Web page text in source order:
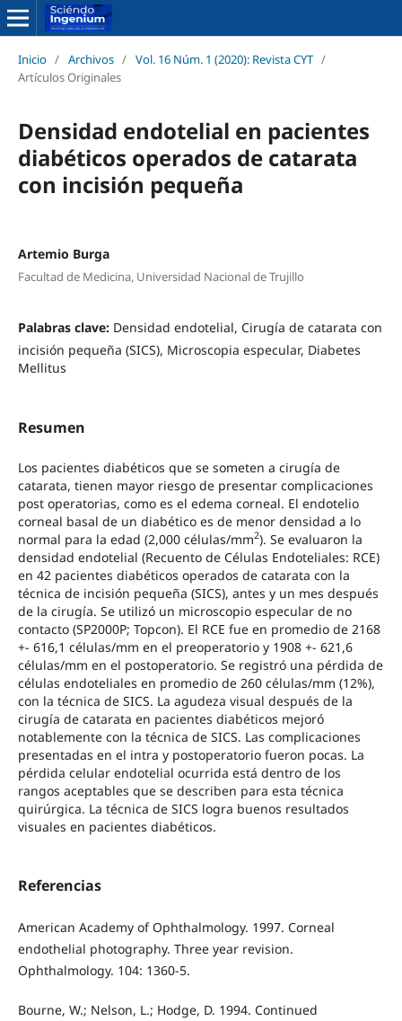
Inicio / Archivos / Vol. 16 Núm. 1 (2020): Revista CYT /
Artículos Originales
Densidad endotelial en pacientes
diabéticos operados de catarata
con incisión pequeña
Artemio Burga
Facultad de Medicina, Universidad Nacional de Trujillo
Palabras clave: Densidad endotelial, Cirugía de catarata con
incisión pequeña (SICS), Microscopia especular, Diabetes
Mellitus
Resumen
Los pacientes diabéticos que se someten a cirugía de
catarata, tienen mayor riesgo de presentar complicaciones
post operatorias, como es el edema corneal. El endotelio
corneal basal de un diabético es de menor densidad a lo
normal para la edad (2,000 células/mm2). Se evaluaron la
densidad endotelial (Recuento de Células Endoteliales: RCE)
en 42 pacientes diabéticos operados de catarata con la
técnica de incisión pequeña (SICS), antes y un mes después
de la cirugía. Se utilizó un microscopio especular de no
contacto (SP2000P; Topcon). El RCE fue en promedio de 2168
+- 616,1 células/mm en el preoperatorio y 1908 +- 621,6
células/mm en el postoperatorio. Se registró una pérdida de
células endoteliales en promedio de 260 células/mm (12%),
con la técnica de SICS. La agudeza visual después de la
cirugía de catarata en pacientes diabéticos mejoró
notablemente con la técnica de SICS. Las complicaciones
presentadas en el intra y postoperatorio fueron pocas. La
pérdida celular endotelial ocurrida está dentro de los
rangos aceptables que se describen para esta técnica
quirúrgica. La técnica de SICS logra buenos resultados
visuales en pacientes diabéticos.
Referencias
American Academy of Ophthalmology. 1997. Corneal
endothelial photography. Three year revision.
Ophthalmology. 104: 1360-5.
Bourne, W.; Nelson, L.; Hodge, D. 1994. Continued